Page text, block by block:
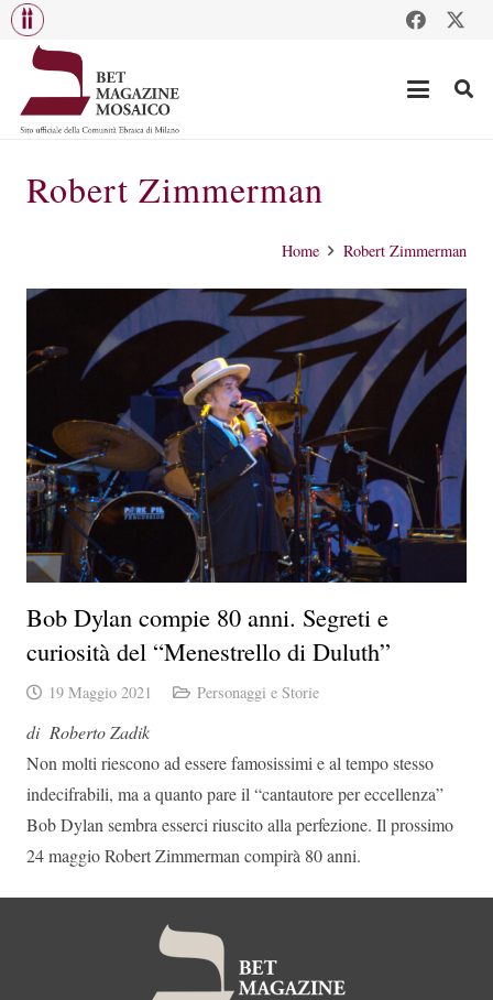
Robert Zimmerman
Home Robert Zimmerman
Bob Dylan compie 80 anni. Segreti e
curiosità del “Menestrello di Duluth”
19 Maggio 2021 Personaggi e Storie
di Roberto Zadik
Non molti riescono ad essere famosissimi e al tempo stesso
indecifrabili, ma a quanto pare il “cantautore per eccellenza”
Bob Dylan sembra esserci riuscito alla perfezione. Il prossimo
24 maggio Robert Zimmerman compirà 80 anni.